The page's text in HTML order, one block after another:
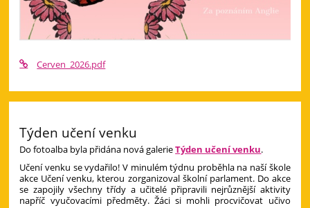
Cerven_2026.pdf
Týden učení venku
Do fotoalba byla přidána nová galerieTýden učení venku.
Učení venku se vydařilo! V minulém týdnu proběhla na naší škole
akce Učení venku, kterou zorganizoval školní parlament. Do akce
se zapojily všechny třídy a učitelé připravili nejrůznější aktivity
napříč vyučovacími předměty. Žáci si mohli procvičovat učivo